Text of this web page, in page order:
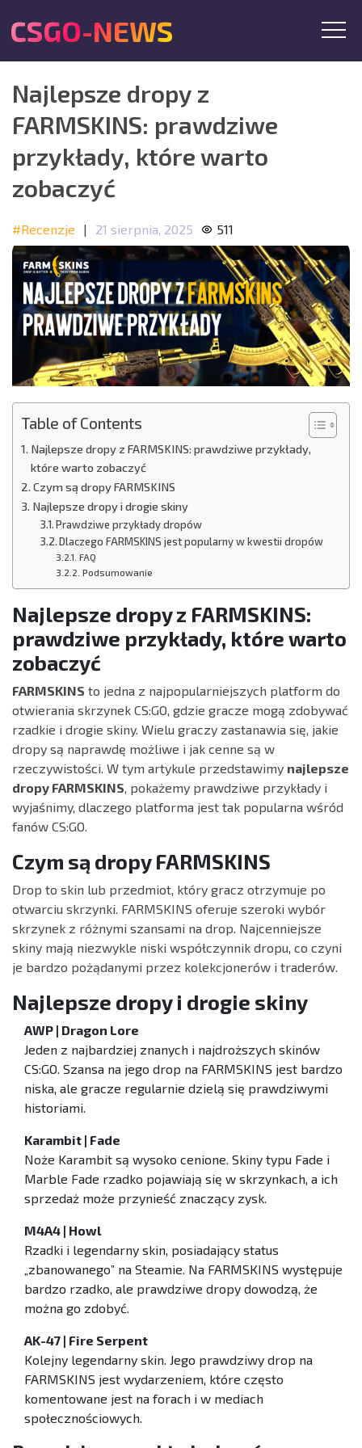
CSGO-NEWS
Najlepsze dropy z
FARMSKINS: prawdziwe
przykłady, które warto
zobaczyć
#Recenzje | 21 sierpnia, 2025 511
Table of Contents
Najlepsze dropy z FARMSKINS: prawdziwe przykłady,
które warto zobaczyć
Czym są dropy FARMSKINS
Najlepsze dropy i drogie skiny
Prawdziwe przykłady dropów
Dlaczego FARMSKINS jest popularny w kwestii dropów
FAQ
Podsumowanie
Najlepsze dropy z FARMSKINS:
prawdziwe przykłady, które warto
zobaczyć
FARMSKINS to jedna z najpopularniejszych platform do
otwierania skrzynek CS:GO, gdzie gracze mogą zdobywać
rzadkie i drogie skiny. Wielu graczy zastanawia się, jakie
dropy są naprawdę możliwe i jak cenne są w
rzeczywistości. W tym artykule przedstawimy najlepsze
dropy FARMSKINS, pokażemy prawdziwe przykłady i
wyjaśnimy, dlaczego platforma jest tak popularna wśród
fanów CS:GO.
Czym są dropy FARMSKINS
Drop to skin lub przedmiot, który gracz otrzymuje po
otwarciu skrzynki. FARMSKINS oferuje szeroki wybór
skrzynek z różnymi szansami na drop. Najcenniejsze
skiny mają niezwykle niski współczynnik dropu, co czyni
je bardzo pożądanymi przez kolekcjonerów i traderów.
Najlepsze dropy i drogie skiny
AWP | Dragon Lore
Jeden z najbardziej znanych i najdroższych skinów
CS:GO. Szansa na jego drop na FARMSKINS jest bardzo
niska, ale gracze regularnie dzielą się prawdziwymi
historiami.
Karambit | Fade
Noże Karambit są wysoko cenione. Skiny typu Fade i
Marble Fade rzadko pojawiają się w skrzynkach, a ich
sprzedaż może przynieść znaczący zysk.
M4A4 | Howl
Rzadki i legendarny skin, posiadający status
„zbanowanego” na Steamie. Na FARMSKINS występuje
bardzo rzadko, ale prawdziwe dropy dowodzą, że
można go zdobyć.
AK-47 | Fire Serpent
Kolejny legendarny skin. Jego prawdziwy drop na
FARMSKINS jest wydarzeniem, które często
komentowane jest na forach i w mediach
społecznościowych.